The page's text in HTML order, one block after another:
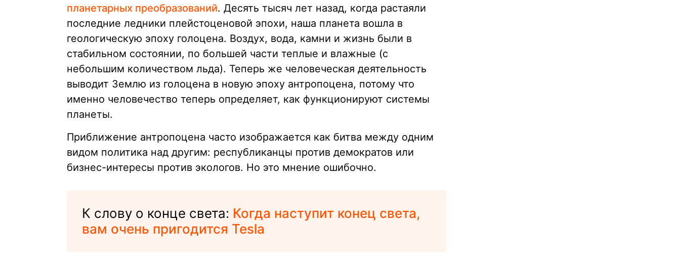
планетарных преобразований. Десять тысяч лет назад, когда растаяли
последние ледники плейстоценовой эпохи, наша планета вошла в
геологическую эпоху голоцена. Воздух, вода, камни и жизнь были в
стабильном состоянии, по большей части теплые и влажные (с
небольшим количеством льда). Теперь же человеческая деятельность
выводит Землю из голоцена в новую эпоху антропоцена, потому что
именно человечество теперь определяет, как функционируют системы
планеты.
Приближение антропоцена часто изображается как битва между одним
видом политика над другим: республиканцы против демократов или
бизнес-интересы против экологов. Но это мнение ошибочно.
К слову о конце света: Когда наступит конец света,
вам очень пригодится Tesla